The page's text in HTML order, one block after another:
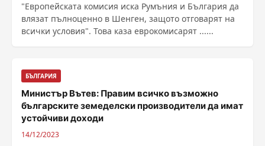
"Европейската комисия иска Румъния и България да
влязат пълноценно в Шенген, защото отговарят на
всички условия". Това каза еврокомисарят ......
БЪЛГАРИЯ
Министър Вътев: Правим всичко възможно
българските земеделски производители да имат
устойчиви доходи
14/12/2023